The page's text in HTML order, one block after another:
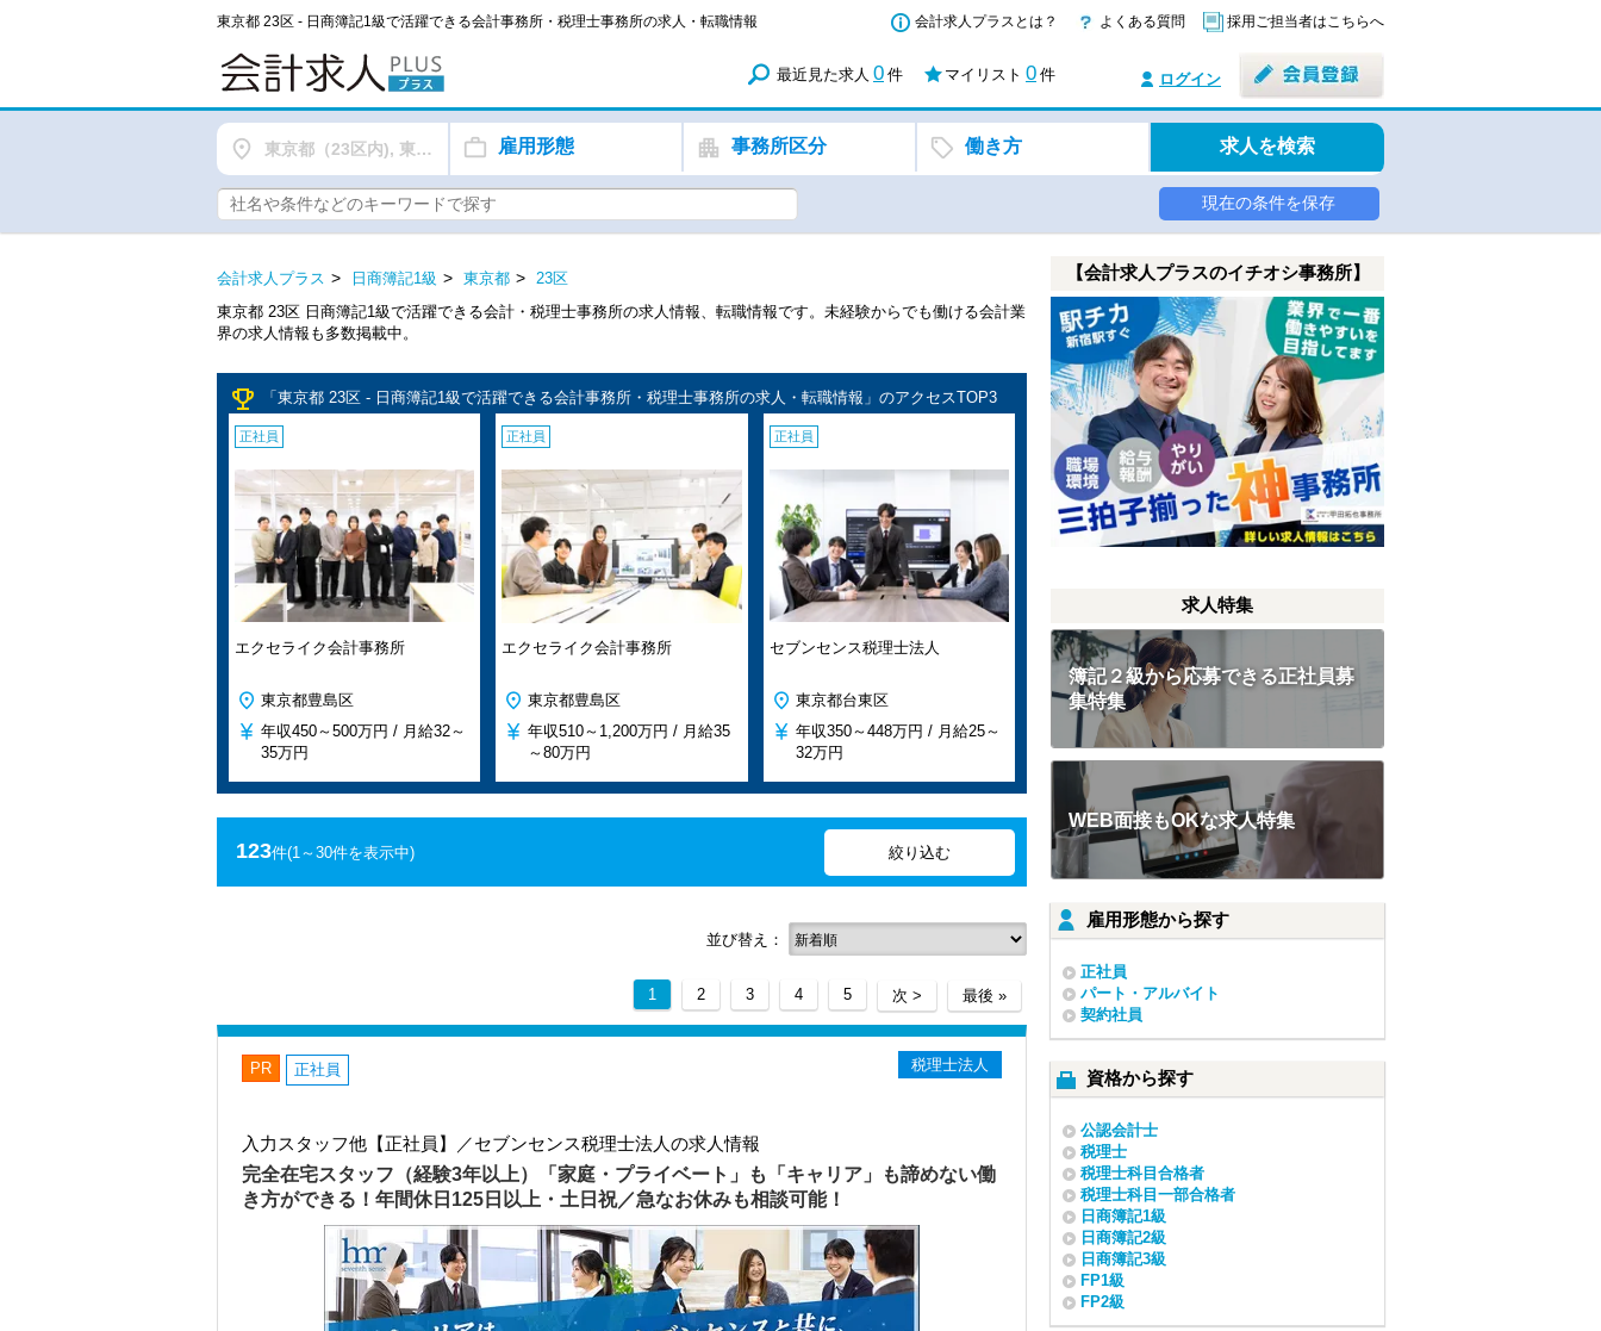
東京都 23区 - 日商簿記1級で活躍できる会計事務所・税理士事務所の求人・転職情報 会計求人プラスとは？ よくある質問 採用ご担当者はこちらへ
最近見た求人 0 件 マイリスト 0 件 ログイン
東京都（23区内), 東京都（都下） 雇用形態 事務所区分 働き方 求人を検索
現在の条件を保存
会計求人プラス 日商簿記1級 東京都
23区
東京都 23区 日商簿記1級で活躍できる会計・税理士事務所の求人情報、転職情報です。未経験からでも働ける会計業
界の求人情報も多数掲載中。
emoji_events 「東京都 23区 - 日商簿記1級で活躍できる会計事務所・税理士事務所の求人・転職情報」のアクセスTOP3
正社員
エクセライク会計事務所
東京都豊島区
年収450～500万円 / 月給32～
35万円
正社員
エクセライク会計事務所
東京都豊島区
年収510～1,200万円 / 月給35
～80万円
正社員
セブンセンス税理士法人
東京都台東区
年収350～448万円 / 月給25～
32万円
123件(1～30件を表示中)
並び替え：
1 2 3 4 5 次 > 最後 »
PR 正社員 税理士法人
入力スタッフ他【正社員】／セブンセンス税理士法人の求人情報
完全在宅スタッフ（経験3年以上）「家庭・プライベート」も「キャリア」も諦めない働
き方ができる！年間休日125日以上・土日祝／急なお休みも相談可能！
【会計求人プラスのイチオシ事務所】
求人特集
簿記２級から応募できる正社員募
集特集
WEB面接もOKな求人特集
雇用形態から探す
正社員
パート・アルバイト
契約社員
資格から探す
公認会計士
税理士
税理士科目合格者
税理士科目一部合格者
日商簿記1級
日商簿記2級
日商簿記3級
FP1級
FP2級